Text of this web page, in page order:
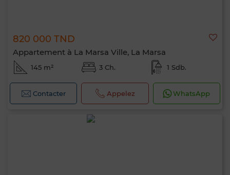
820 000 TND
Appartement à La Marsa Ville, La Marsa
145 m² 3 Ch. 1 Sdb.
Contacter Appelez WhatsApp